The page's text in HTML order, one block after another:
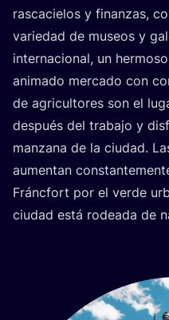
ras­ca­cie­los y finan­zas,
varie­dad de museos y
inter­na­cio­nal, un
ani­ma­do mer­ca­do con
de agri­cul­to­res son el
des­pués del tra­ba­jo y
man­za­na de la ciu­dad.
aumen­tan
Fránc­fort por el ver­de
ciu­dad está rodea­da de